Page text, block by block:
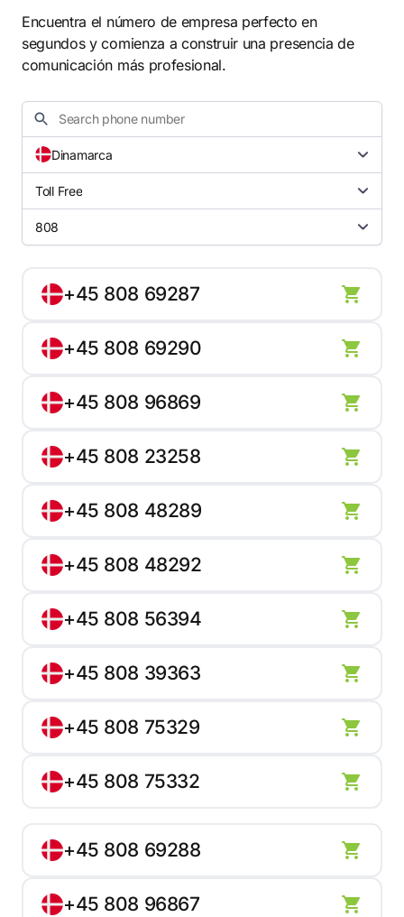
Encuentra el número de empresa perfecto en
segundos y comienza a construir una presencia de
comunicación más profesional.
Dinamarca
Toll Free
808
+45 808 69287
+45 808 69290
+45 808 96869
+45 808 23258
+45 808 48289
+45 808 48292
+45 808 56394
+45 808 39363
+45 808 75329
+45 808 75332
+45 808 69288
+45 808 96867